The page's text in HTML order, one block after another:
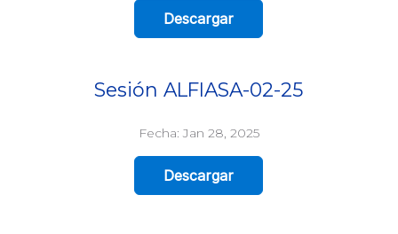
Descargar
Sesión ALFIASA-02-25
Fecha: Jan 28, 2025
Descargar